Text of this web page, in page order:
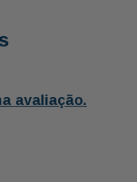
avaliação.